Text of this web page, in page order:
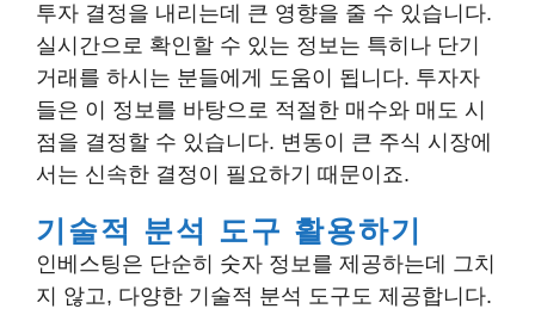
투자 결정을 내리는데 큰 영향을 줄 수 있습니다.
실시간으로 확인할 수 있는 정보는 특히나 단기
거래를 하시는 분들에게 도움이 됩니다. 투자자
들은 이 정보를 바탕으로 적절한 매수와 매도 시
점을 결정할 수 있습니다. 변동이 큰 주식 시장에
서는 신속한 결정이 필요하기 때문이죠.
기술적 분석 도구 활용하기
인베스팅은 단순히 숫자 정보를 제공하는데 그치
지 않고, 다양한 기술적 분석 도구도 제공합니다.